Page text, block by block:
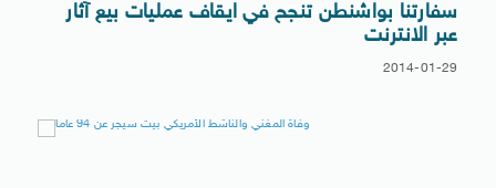
سفارتنا بواشنطن تنجح في ايقاف عمليات بيع آثار
عبر الانترنت
2014-01-29